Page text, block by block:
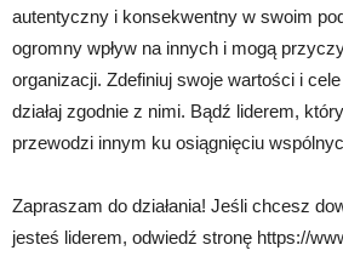
autentyczny i konsekwentny w swoim
ogromny wpływ na innych i mogą
organizacji. Zdefiniuj swoje wartości i
działaj zgodnie z nimi. Bądź liderem,
przewodzi innym ku osiągnięciu
Zapraszam do działania! Jeśli chcesz
jesteś liderem, odwiedź stronę https://